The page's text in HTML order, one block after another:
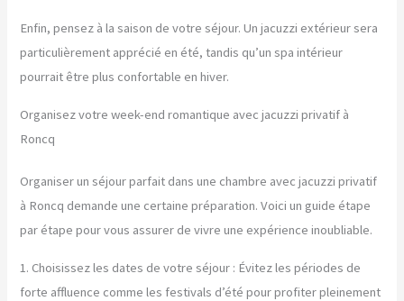
Enfin, pensez à la saison de votre séjour. Un jacuzzi extérieur sera
particulièrement apprécié en été, tandis qu’un spa intérieur
pourrait être plus confortable en hiver.
Organisez votre week-end romantique avec jacuzzi privatif à
Roncq
Organiser un séjour parfait dans une chambre avec jacuzzi privatif
à Roncq demande une certaine préparation. Voici un guide étape
par étape pour vous assurer de vivre une expérience inoubliable.
1. Choisissez les dates de votre séjour : Évitez les périodes de
forte affluence comme les festivals d’été pour profiter pleinement